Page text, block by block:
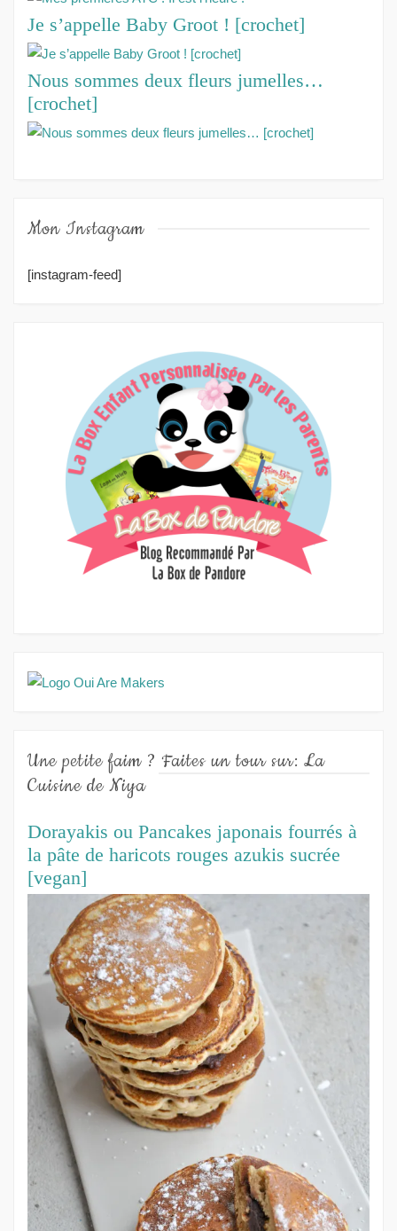
Je s’appelle Baby Groot ! [crochet]
Nous sommes deux fleurs jumelles…
[crochet]
Mon Instagram
[instagram-feed]
Une petite faim ? Faites un tour sur: La
Cuisine de Niya
Dorayakis ou Pancakes japonais fourrés à
la pâte de haricots rouges azukis sucrée
[vegan]